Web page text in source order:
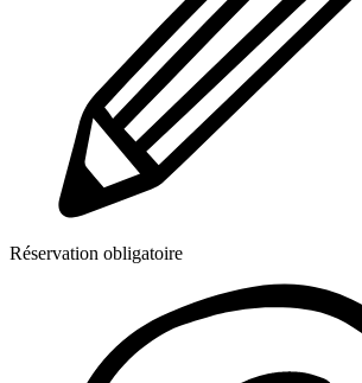
Réservation obligatoire